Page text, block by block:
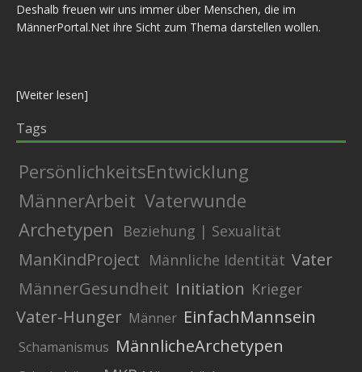
Deshalb freuen wir uns immer über Menschen, die im
MännerPortal.Net ihre Sicht zum Thema darstellen wollen.
[Weiter lesen]
Tags
PersönlichkeitsEntwicklung
MännerArbeit Vaterwunde
Archetypen
Beziehung | Sexualität
ManKindProject Männliche Identität Vater
MännerGesundheit Initiation Krieger
Vater-Hunger Männer EinfachMannsein
Schamanismus MännlicheArchetypen